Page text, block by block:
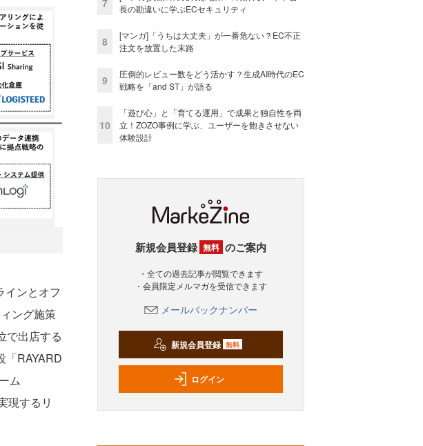
ンとオフ
ング施策
で出店する
RAYARD
ム
現するリ
長の勘違いに学ぶECセキュリティ
8
[マンガ]「うちは大丈夫」が一番危ない？EC不正
注文を放置した末路
9
圧倒的レビュー数をどう活かす？生成AI時代のEC
戦略を「and ST」が語る
10
「遊び心」と「育てる運用」で成果と独自性を両
立！ZOZO事例に学ぶ、ユーザーを飽きさせない
体験設計
新規会員登録 無料 のご案内
・全ての過去記事が閲覧できます
・会員限定メルマガを受信できます
メールバックナンバー
新規会員登録 無料
ログイン